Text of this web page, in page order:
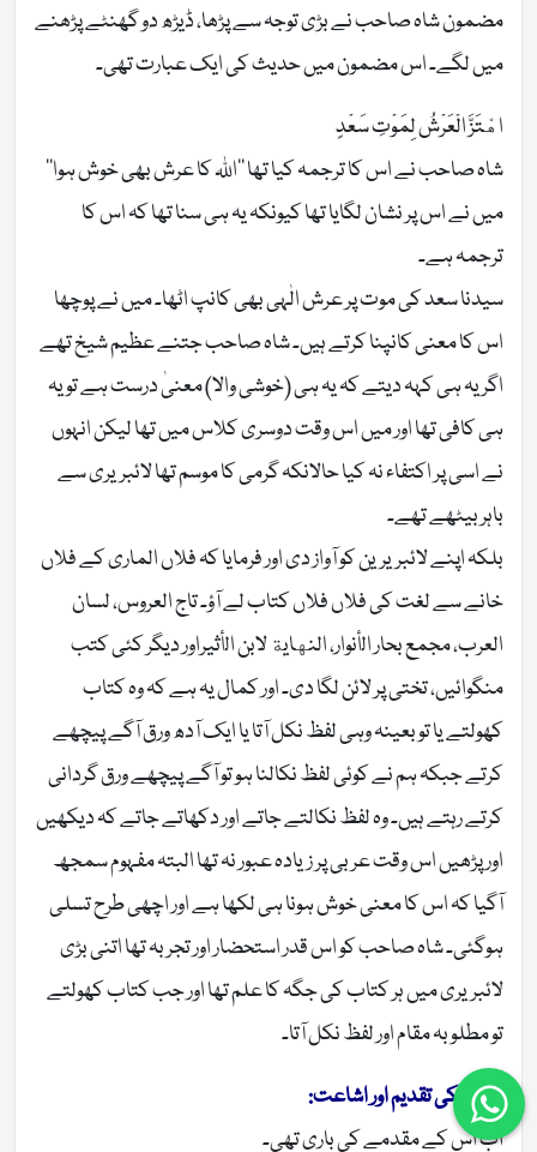
مضمون شاہ صاحب نے بڑی توجہ سے پڑھا، ڈیڑھ دو گھنٹے پڑھنے
میں لگے۔ اس مضمون میں حدیث کی ایک عبارت تھی۔
اهْتَزَّ الْعَرْشُ لِمَوْتِ سَعْدٍ
شاہ صاحب نے اس کا ترجمہ کیا تھا ’’اللہ کا عرش بھی خوش ہوا‘‘
میں نے اس پر نشان لگایا تھا کیونکہ یہ ہی سنا تھا کہ اس کا
ترجمہ ہے۔
سیدنا سعد کی موت پر عرش الٰہی بھی کانپ اٹھا۔ میں نے پوچھا
اس کا معنی کانپنا کرتے ہیں۔ شاہ صاحب جتنے عظیم شیخ تھے
اگر یہ ہی کہہ دیتے کہ یہ ہی (خوشی والا) معنیٰ درست ہے تو یہ
ہی کافی تھا اور میں اس وقت دوسری کلاس میں تھا لیکن انہوں
نے اسی پر اکتفاء نہ کیا حالانکہ گرمی کا موسم تھا لائبریری سے
باہر بیٹھے تھے۔
بلکہ اپنے لائبریرین کو آواز دی اور فرمایا کہ فلاں الماری کے فلاں
خانے سے لغت کی فلاں فلاں کتاب لے آؤ۔ تاج العروس، لسان
العرب، مجمع بحار الأنوار، النهاية لابن الأثیراور دیگر کئی کتب
منگوائیں، تختی پر لائن لگا دی۔ اور کمال یہ ہے کہ وہ کتاب
کھولتے یا تو بعینہ وہی لفظ نکل آتا یا ایک آدھ ورق آگے پیچھے
کرتے جبکہ ہم نے کوئی لفظ نکالنا ہو تو آگے پیچھے ورق گردانی
کرتے رہتے ہیں۔ وہ لفظ نکالتے جاتے اور دکھاتے جاتے کہ دیکھیں
اور پڑھیں اس وقت عربی پر زیادہ عبور نہ تھا البتہ مفہوم سمجھ
آگیا کہ اس کا معنی خوش ہونا ہی لکھا ہے اور اچھی طرح تسلی
ہوگئی۔ شاہ صاحب کو اس قدر استحضار اور تجربہ تھا اتنی بڑی
لائبریری میں ہر کتاب کی جگہ کا علم تھا اور جب کتاب کھولتے
تو مطلوبہ مقام اور لفظ نکل آتا۔
کتاب کی تقدیم اور اشاعت:
اب اس کے مقدمے کی باری تھی۔